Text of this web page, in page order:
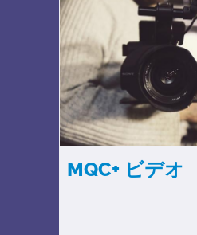
MQC+ ビデオ